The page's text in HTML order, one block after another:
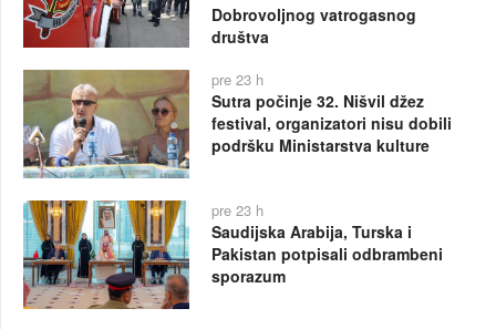
Dobrovoljnog vatrogasnog
društva
pre 23 h
Sutra počinje 32. Nišvil džez
festival, organizatori nisu dobili
podršku Ministarstva kulture
pre 23 h
Saudijska Arabija, Turska i
Pakistan potpisali odbrambeni
sporazum